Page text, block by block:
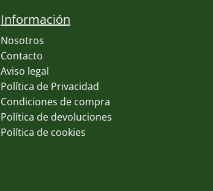
Información
Nosotros
Contacto
Aviso legal
Política de Privacidad
Condiciones de compra
Política de devoluciones
Política de cookies